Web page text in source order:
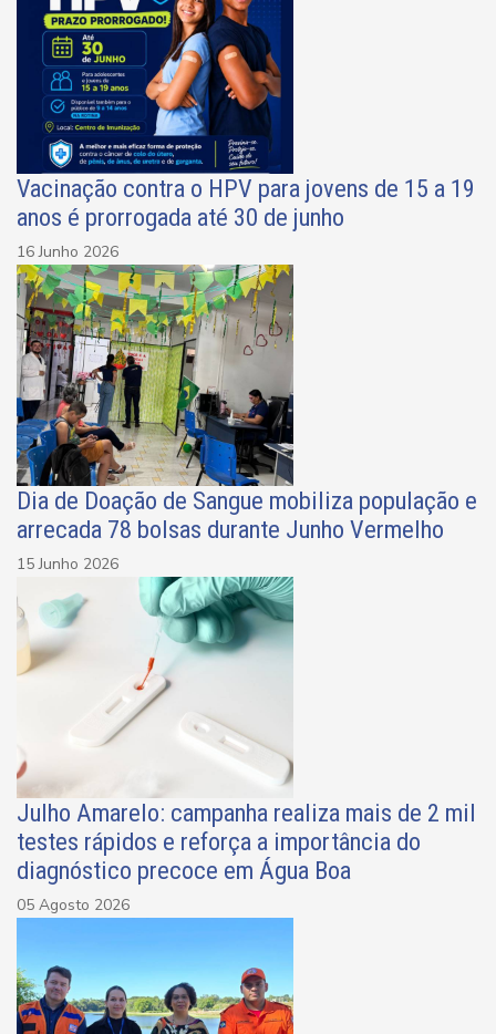
Vacinação contra o HPV para jovens de 15 a 19
anos é prorrogada até 30 de junho
16 Junho 2026
Dia de Doação de Sangue mobiliza população e
arrecada 78 bolsas durante Junho Vermelho
15 Junho 2026
Julho Amarelo: campanha realiza mais de 2 mil
testes rápidos e reforça a importância do
diagnóstico precoce em Água Boa
05 Agosto 2026